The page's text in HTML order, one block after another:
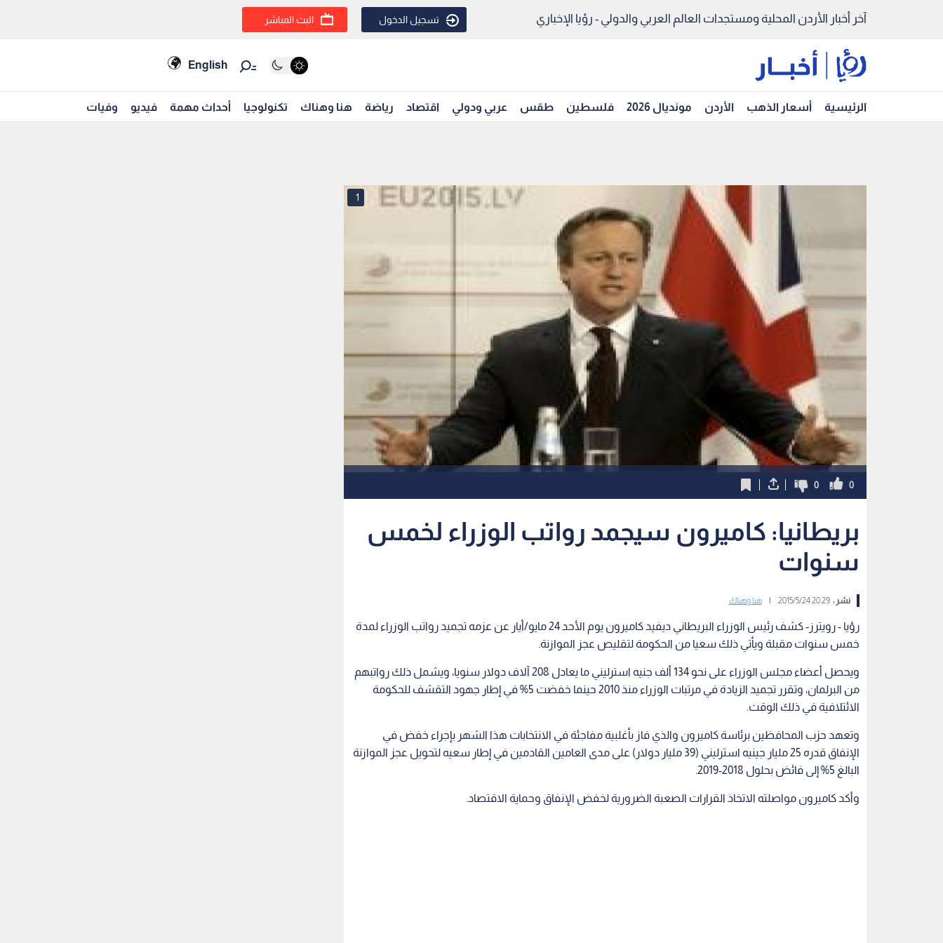
آخر أخبار الأردن المحلية ومستجدات العالم العربي والدولي - رؤيا الإخباري تسجيل الدخول البث المباشر
English
الرئيسية أسعار الذهب الأردن مونديال 2026 فلسطين طقس عربي ودولي اقتصاد رياضة هنا وهناك تكنولوجيا أحداث مهمة فيديو وفيات
1
0
0
بريطانيا: كاميرون سيجمد رواتب الوزراء لخمس
سنوات
نشر :20:29 2015/5/24 هنا وهناك
رؤيا - رويترز- كشف رئيس الوزراء البريطاني ديفيد كاميرون يوم الأحد 24 مايو/أيار عن عزمه تجميد رواتب الوزراء لمدة
خمس سنوات مقبلة ويأتي ذلك سعيا من الحكومة لتقليص عجز الموازنة.
ويحصل أعضاء مجلس الوزراء على نحو 134 ألف جنيه استرليني ما يعادل 208 آلاف دولار سنويا، ويشمل ذلك رواتبهم
من البرلمان، وتقرر تجميد الزيادة في مرتبات الوزراء منذ 2010 حينما خفضت 5% في إطار جهود التقشف للحكومة
الائتلافية في ذلك الوقت.
وتعهد حزب المحافظين برئاسة كاميرون والذي فاز بأغلبية مفاجئة في الانتخابات هذا الشهر بإجراء خفض في
الإنفاق قدره 25 مليار جينيه استرليني (39 مليار دولار) على مدى العامين القادمين في إطار سعيه لتحويل عجز الموازنة
البالغ 5% إلى فائض بحلول 2018-2019.
وأكد كاميرون مواصلته الاتخاذ القرارات الصعبة الضرورية لخفض الإنفاق وحماية الاقتصاد.